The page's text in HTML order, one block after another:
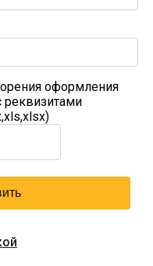
оформления
реквизитами